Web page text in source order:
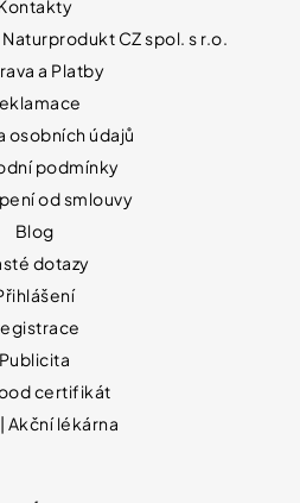
CZ spol. s r.o.
a Platby
osobních údajů
podmínky
od smlouvy
Blog
dotazy
Publicita
certifikát
Akční lékárna